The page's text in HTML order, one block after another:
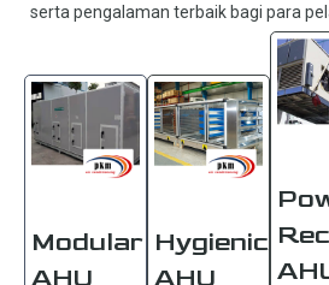
serta pengalaman terbaik bagi para
Modular Hygienic